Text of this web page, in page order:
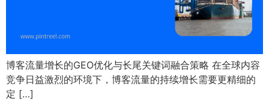
博客流量增长的GEO优化与长尾关键词融合策略 在全球内容
竞争日益激烈的环境下，博客流量的持续增长需要更精细的
定 […]